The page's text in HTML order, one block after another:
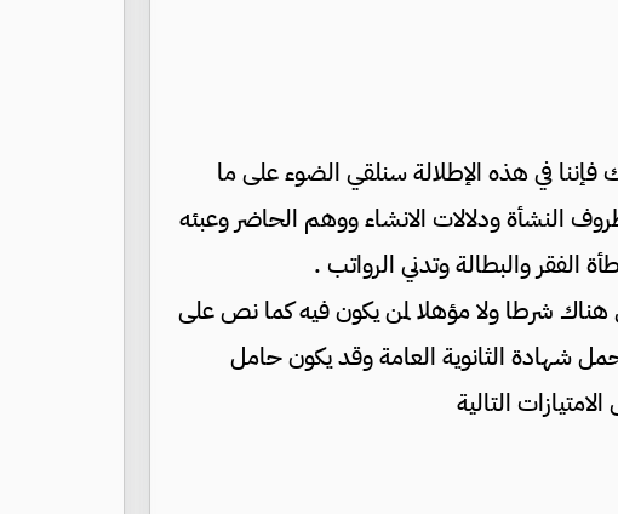
في هذه الإطلالة سنلقي الضوء على ما
ودلالات الانشاء ووهم الحاضر وعبئه
الفقر والبطالة وتدني الرواتب .
شرطا ولا مؤهلا لمن يكون فيه كما نص على
شهادة الثانوية العامة وقد يكون حامل
التالية